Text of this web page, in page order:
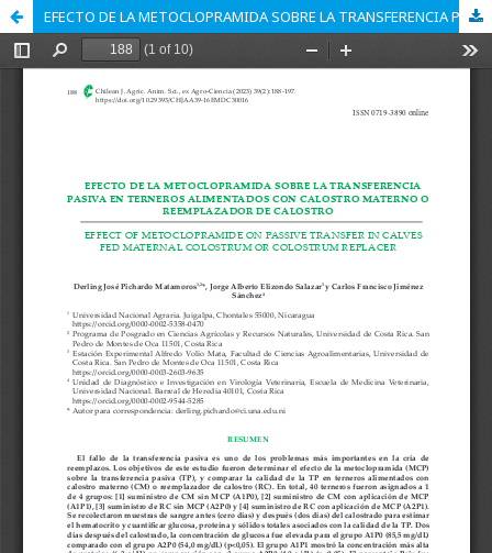
EFECTO DE LA METOCLOPRAMIDA SOBRE LA TRANSFERENCIA PASIVA EN TERNEROS ALIMENTADOS CON CALOSTRO MATERNO O REEMPLAZADOR DE CALOSTR